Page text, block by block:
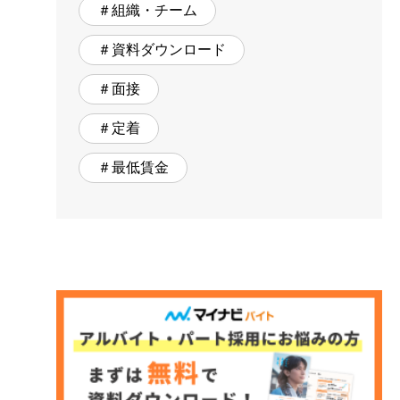
＃組織・チーム
＃資料ダウンロード
＃面接
＃定着
＃最低賃金